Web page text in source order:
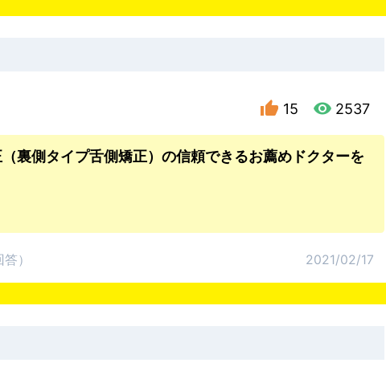
15 2537
裏側タイプ舌側矯正）の信頼できるお薦めドクターを
答） 2021/02/17